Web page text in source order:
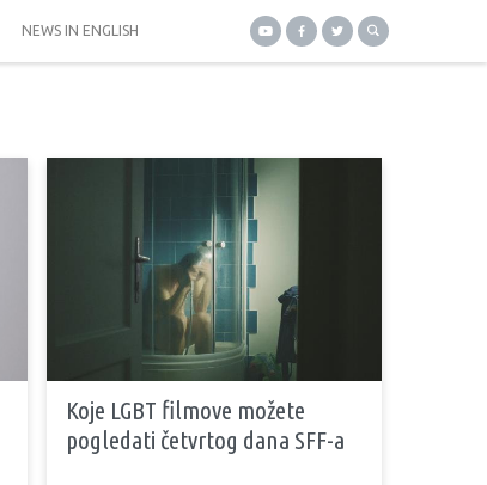
NEWS IN ENGLISH
Koje LGBT filmove možete
pogledati četvrtog dana SFF-a